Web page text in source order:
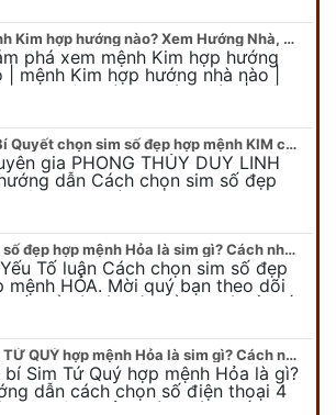
Mệnh Kim hợp hướng nào? Xem Hướng Nhà, Phòng ngủ, Làm việc hợp mệnh Kim
phá xem mệnh Kim hợp hướng
| mệnh Kim hợp hướng nhà nào |
Kim kê giường hướng nào | mệnh
#5 Bí Quyết chọn sim số đẹp hợp mệnh KIM chuẩn xác nhất
gia PHONG THỦY DUY LINH
dẫn Cách chọn sim số đẹp
mệnh KIM. Mời quý bạn theo dõi
Sim số đẹp hợp mệnh Hỏa là sim gì? Cách nhận biết sim đẹp hợp mệnh Hỏa
Tố luận Cách chọn sim số đẹp
mệnh HỎA. Mời quý bạn theo dõi
viết để có cái nhìn tổng quát về số
Sim TỨ QUÝ hợp mệnh Hỏa là sim gì? Cách nhận biết sim tứ quý hợp mệnh Hỏa
bí Sim Tứ Quý hợp mệnh Hỏa là gì?
dẫn cách chọn số điện thoại 4
hợp mệnh Hỏa chính xác nhất.